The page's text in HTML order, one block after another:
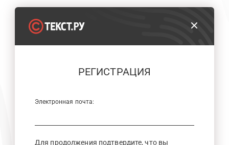
РЕГИСТРАЦИЯ
Электронная почта:
Для продолжения подтвердите, что вы